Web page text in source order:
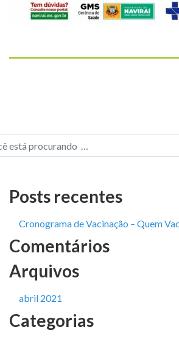
Posts recentes
Cronograma de Vacinação – Quem
Comentários
Arquivos
abril 2021
Categorias